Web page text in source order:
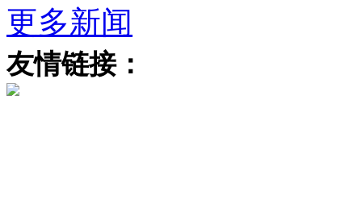
更多新闻
友情链接：